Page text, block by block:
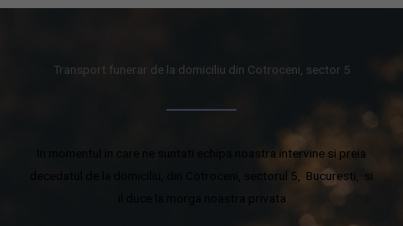
Transport funerar de la domiciliu din Cotroceni, sector 5
In momentul in care ne suntati echipa noastra intervine si preia
decedatul de la domiciliu, din Cotroceni, sectorul 5, Bucuresti, si
il duce la morga noastra privata